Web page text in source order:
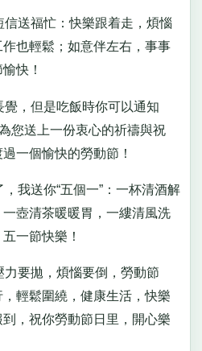
送福忙：快樂跟着走，煩惱
也輕鬆；如意伴左右，事事
快！
，但是吃飯時你可以通知
您送上一份衷心的祈禱與祝
一個愉快的勞動節！
送你“五個一”：一杯清酒解
壺清茶暖暖胃，一縷清風洗
一節快樂！
要拋，煩惱要倒，勞動節
輕鬆圍繞，健康生活，快樂
，祝你勞動節日里，開心樂